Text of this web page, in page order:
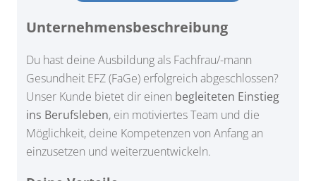
Unternehmensbeschreibung
Du hast deine Ausbildung als Fachfrau/-mann
Gesundheit EFZ (FaGe) erfolgreich abgeschlossen?
Unser Kunde bietet dir einen begleiteten Einstieg
ins Berufsleben, ein motiviertes Team und die
Möglichkeit, deine Kompetenzen von Anfang an
einzusetzen und weiterzuentwickeln.